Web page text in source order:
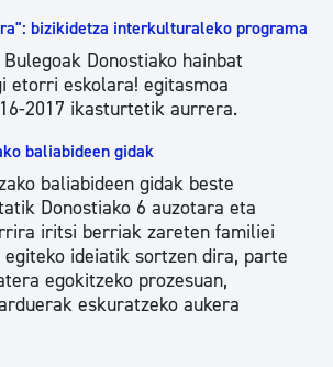
bizikidetza interkulturaleko programa
Donostiako hainbat
etorri eskolara! egitasmoa
2017 ikasturtetik aurrera.
baliabideen gidak
baliabideen gidak beste
Donostiako 6 auzotara eta
iritsi berriak zareten familiei
egiteko ideiatik sortzen dira, parte
egokitzeko prozesuan,
eskuratzeko aukera